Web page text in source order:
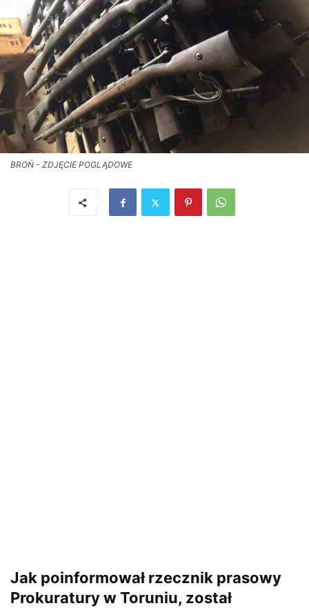
BROŃ - ZDJĘCIE POGLĄDOWE
Jak poinformował rzecznik prasowy
Prokuratury w Toruniu, został